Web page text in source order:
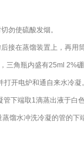
勿使硫酸发烟。
接在蒸馏装置上，再用
角瓶内盛有25ml 2%
开电炉和通自来水冷凝
下端取1滴蒸出液于
馏水冲洗冷凝的管的